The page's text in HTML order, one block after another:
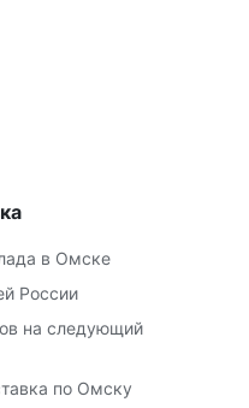
в Омске
России
на следующий
по Омску